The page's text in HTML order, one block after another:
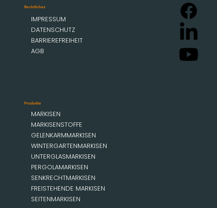
Produkte
MARKISEN
MARKISENSTOFFE
GELENKARMMARKISEN
WINTERGARTENMARKISEN
UNTERGLASMARKISEN
PERGOLAMARKISEN
SENKRECHTMARKISEN
FREISTEHENDE MARKISEN
SEITENMARKISEN
Rechtliches
IMPRESSUM
DATENSCHUTZ
BARRIEREFREIHEIT
AGB